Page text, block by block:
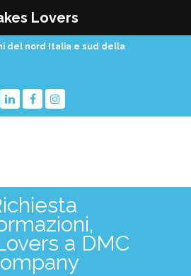
del nord Italia e sud della
a DMC
Lovers